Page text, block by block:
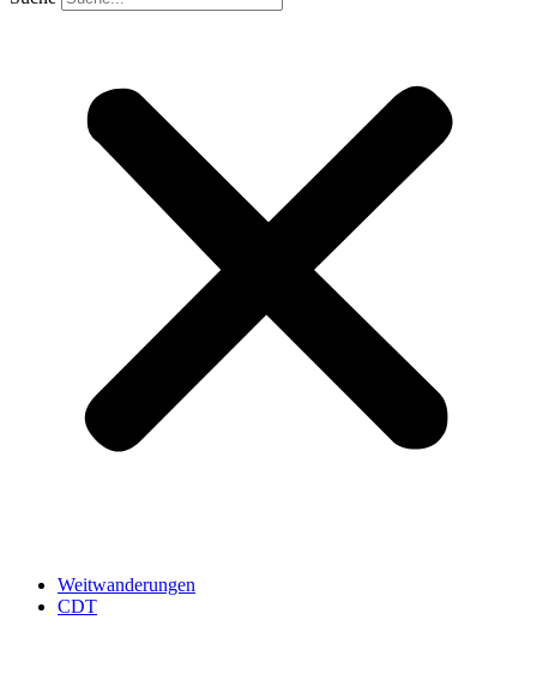
Weitwanderungen
CDT